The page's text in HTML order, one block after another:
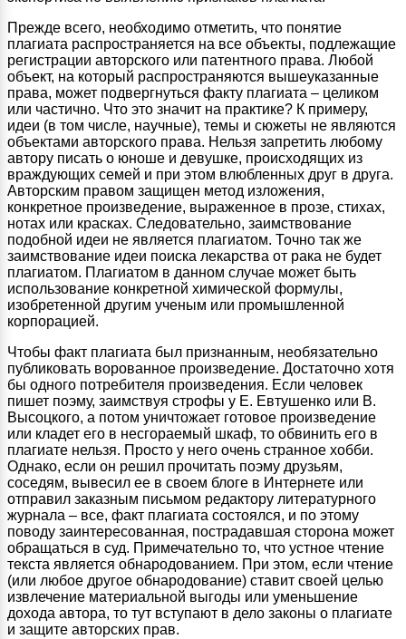
Прежде всего, необходимо отметить, что понятие
плагиата распространяется на все объекты, подлежащие
регистрации авторского или патентного права. Любой
объект, на который распространяются вышеуказанные
права, может подвергнуться факту плагиата – целиком
или частично. Что это значит на практике? К примеру,
идеи (в том числе, научные), темы и сюжеты не являются
объектами авторского права. Нельзя запретить любому
автору писать о юноше и девушке, происходящих из
враждующих семей и при этом влюбленных друг в друга.
Авторским правом защищен метод изложения,
конкретное произведение, выраженное в прозе, стихах,
нотах или красках. Следовательно, заимствование
подобной идеи не является плагиатом. Точно так же
заимствование идеи поиска лекарства от рака не будет
плагиатом. Плагиатом в данном случае может быть
использование конкретной химической формулы,
изобретенной другим ученым или промышленной
корпорацией.
Чтобы факт плагиата был признанным, необязательно
публиковать ворованное произведение. Достаточно хотя
бы одного потребителя произведения. Если человек
пишет поэму, заимствуя строфы у Е. Евтушенко или В.
Высоцкого, а потом уничтожает готовое произведение
или кладет его в несгораемый шкаф, то обвинить его в
плагиате нельзя. Просто у него очень странное хобби.
Однако, если он решил прочитать поэму друзьям,
соседям, вывесил ее в своем блоге в Интернете или
отправил заказным письмом редактору литературного
журнала – все, факт плагиата состоялся, и по этому
поводу заинтересованная, пострадавшая сторона может
обращаться в суд. Примечательно то, что устное чтение
текста является обнародованием. При этом, если чтение
(или любое другое обнародование) ставит своей целью
извлечение материальной выгоды или уменьшение
дохода автора, то тут вступают в дело законы о плагиате
и защите авторских прав.